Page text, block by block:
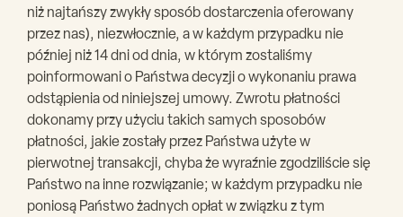
niż najtańszy zwykły sposób dostarczenia oferowany
przez nas), niezwłocznie, a w każdym przypadku nie
później niż 14 dni od dnia, w którym zostaliśmy
poinformowani o Państwa decyzji o wykonaniu prawa
odstąpienia od niniejszej umowy. Zwrotu płatności
dokonamy przy użyciu takich samych sposobów
płatności, jakie zostały przez Państwa użyte w
pierwotnej transakcji, chyba że wyraźnie zgodziliście się
Państwo na inne rozwiązanie; w każdym przypadku nie
poniosą Państwo żadnych opłat w związku z tym